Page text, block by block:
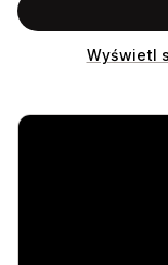
Wyświetl